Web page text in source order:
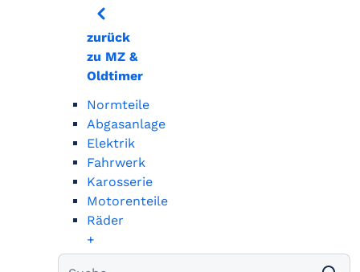
zurück
zu MZ &
Oldtimer
Normteile
Abgasanlage
Elektrik
Fahrwerk
Karosserie
Motorenteile
Räder
+
Bereifung